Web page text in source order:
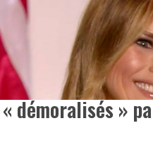
démoralisés »